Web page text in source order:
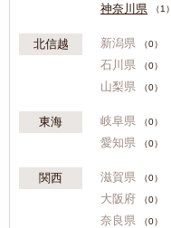
神奈川県 （1）
北信越 新潟県 （0）
石川県 （0）
山梨県 （0）
東海 岐阜県 （0）
愛知県 （0）
関西 滋賀県 （0）
大阪府 （0）
奈良県 （0）